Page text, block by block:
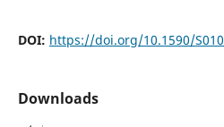
DOI: https://doi.org/10.1590/
Downloads